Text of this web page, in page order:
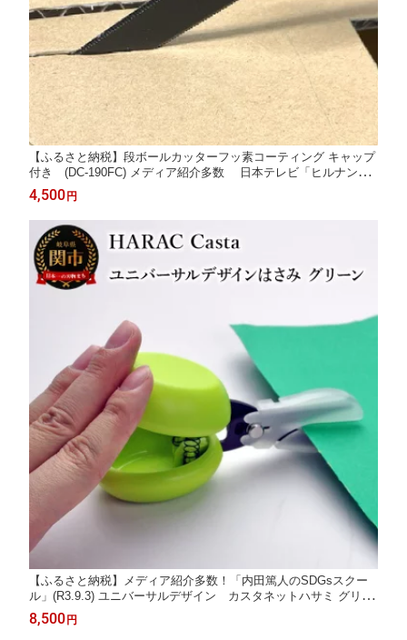
【ふるさと納税】段ボールカッターフッ素コーティング キャップ
付き (DC-190FC) メディア紹介多数 日本テレビ「ヒルナンデ
ス」（R3.11.17） 粘着が付きにくい テープ 工作段ボールカ
ッター ダンボール工作 倉庫作業 開梱 引っ越し CANARY
4,500 円
【ふるさと納税】メディア紹介多数！「内田篤人のSDGsスクー
ル」(R3.9.3) ユニバーサルデザイン カスタネットハサミ グリー
ン (D-CASTA-G) NHK「イッピン」(R4.6.7） 日本テレビ「スク
ール革命！」(R3.2.20) 朝日新聞掲載(R6.2.24) 関の刃物 日本製 は
8,500 円